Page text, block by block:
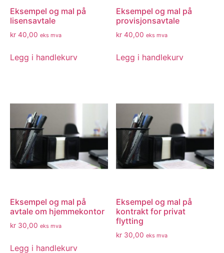
Eksempel og mal på
lisensavtale
kr 40,00 eks mva
Legg i handlekurv
Eksempel og mal på
provisjonsavtale
kr 40,00 eks mva
Legg i handlekurv
Eksempel og mal på
avtale om hjemmekontor
kr 30,00 eks mva
Legg i handlekurv
Eksempel og mal på
kontrakt for privat
flytting
kr 30,00 eks mva